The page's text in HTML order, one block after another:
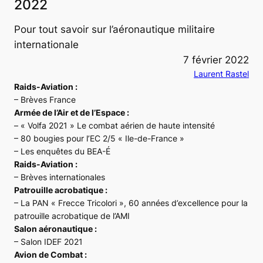
2022
Pour tout savoir sur l’aéronautique militaire
internationale
7 février 2022
Laurent Rastel
Raids-Aviation :
– Brèves France
Armée de l’Air et de l’Espace :
– « Volfa 2021 » Le combat aérien de haute intensité
– 80 bougies pour l’EC 2/5 « Ile-de-France »
– Les enquêtes du BEA-É
Raids-Aviation :
– Brèves internationales
Patrouille acrobatique :
– La PAN « Frecce Tricolori », 60 années d’excellence pour la
patrouille acrobatique de l’AMI
Salon aéronautique :
– Salon IDEF 2021
Avion de Combat :